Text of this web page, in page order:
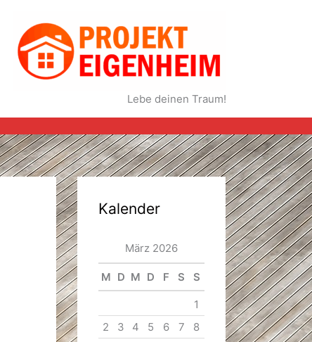
Lebe deinen Traum!
Kalender
März 2026
M D M D F S S
1
2
3 4 5 6 7
8